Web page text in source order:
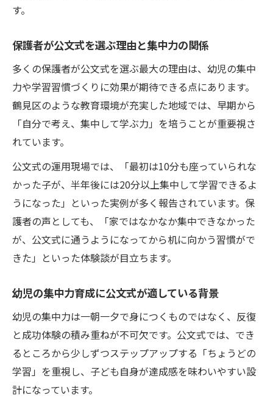
す。
保護者が公文式を選ぶ理由と集中力の関係
多くの保護者が公文式を選ぶ最大の理由は、幼児の集中
力や学習習慣づくりに効果が期待できる点にあります。
鶴見区のような教育環境が充実した地域では、早期から
「自分で考え、集中して学ぶ力」を培うことが重要視さ
れています。
公文式の運用現場では、「最初は10分も座っていられな
かった子が、半年後には20分以上集中して学習できるよ
うになった」といった実例が多く報告されています。保
護者の声としても、「家ではなかなか集中できなかった
が、公文式に通うようになってから机に向かう習慣がで
きた」といった体験談が目立ちます。
幼児の集中力育成に公文式が適している背景
幼児の集中力は一朝一夕で身につくものではなく、反復
と成功体験の積み重ねが不可欠です。公文式では、でき
るところから少しずつステップアップする「ちょうどの
学習」を重視し、子ども自身が達成感を味わいやすい設
計になっています。